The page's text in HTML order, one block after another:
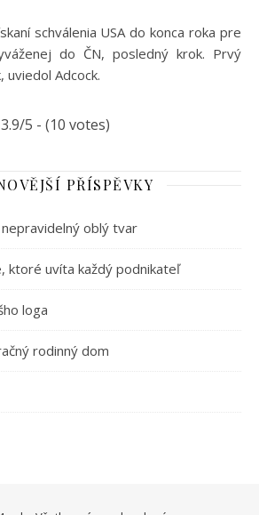
schválenia USA do konca roka pre
do ČN, posledný krok. Prvý
uviedol Adcock.
3.9/5 - (10 votes)
PŘÍSPĚVKY
oblý tvar
ktoré uvíta každý podnikateľ
loga
rodinný dom